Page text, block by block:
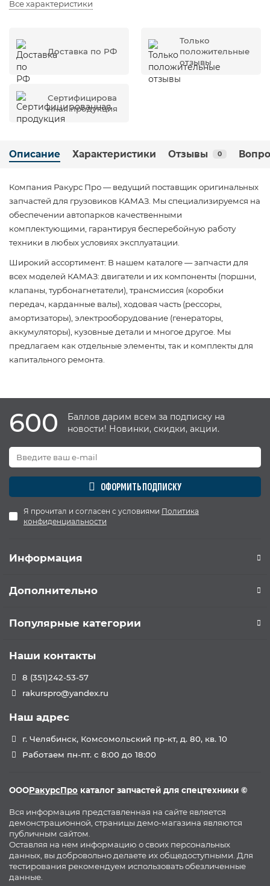
Все характеристики
Доставка по РФ
Только
положительные
отзывы
Сертифицирова
нная продукция
Описание Характеристики Отзывы 0
Компания Ракурс Про — ведущий поставщик оригинальных
запчастей для грузовиков КАМАЗ. Мы специализируемся на
обеспечении автопарков качественными
комплектующими, гарантируя бесперебойную работу
техники в любых условиях эксплуатации.
Широкий ассортимент: В нашем каталоге — запчасти для
всех моделей КАМАЗ: двигатели и их компоненты (поршни,
клапаны, турбонагнетатели), трансмиссия (коробки
передач, карданные валы), ходовая часть (рессоры,
амортизаторы), электрооборудование (генераторы,
аккумуляторы), кузовные детали и многое другое. Мы
предлагаем как отдельные элементы, так и комплекты для
капитального ремонта.
600
Баллов дарим всем за подписку на
новости! Новинки, скидки, акции.
ОФОРМИТЬ ПОДПИСКУ
Я прочитал и согласен с условиями Политика
конфиденциальности
Информация
Дополнительно
Популярные категории
Наши контакты
8 (351)242-53-57
rakurspro@yandex.ru
Наш адрес
г. Челябинск, Комсомольский пр-кт, д. 80, кв. 10
Работаем пн-пт. с 8:00 до 18:00
ОООРакурсПро каталог запчастей для спецтехники ©
Вся информация представленная на сайте является
демонстрационной, страницы демо-магазина являются
публичным сайтом.
Оставляя на нем информацию о своих персональных
данных, вы добровольно делаете их общедоступными. Для
тестирования рекомендуем использовать обезличенные
данные.